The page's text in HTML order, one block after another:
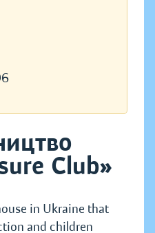
Club»
in Ukraine that
and children